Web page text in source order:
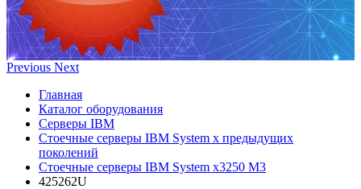
Previous Next
Главная
Каталог оборудования
Серверы IBM
Стоечные серверы IBM System x предыдущих
поколений
Стоечные серверы IBM System x3250 M3
425262U